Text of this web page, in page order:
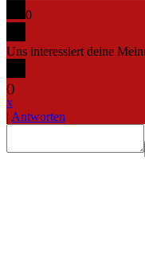
0
Uns interessiert deine
()
x
| Antworten